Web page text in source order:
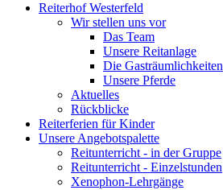
Reiterhof Westerfeld
Wir stellen uns vor
Das Team
Unsere Reitanlage
Die Gasträumlichkeiten
Unsere Pferde
Aktuelles
Rückblicke
Reiterferien für Kinder
Unsere Angebotspalette
Reitunterricht - in der Gruppe
Reitunterricht - Einzelstunden
Xenophon-Lehrgänge